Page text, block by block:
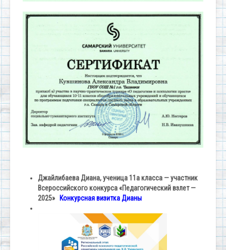
Джайлибаева Диана, ученица 11а класса — участник
Всероссийского конкурса «Педагогический взлет —
2025»
Конкурсная визитка Дианы